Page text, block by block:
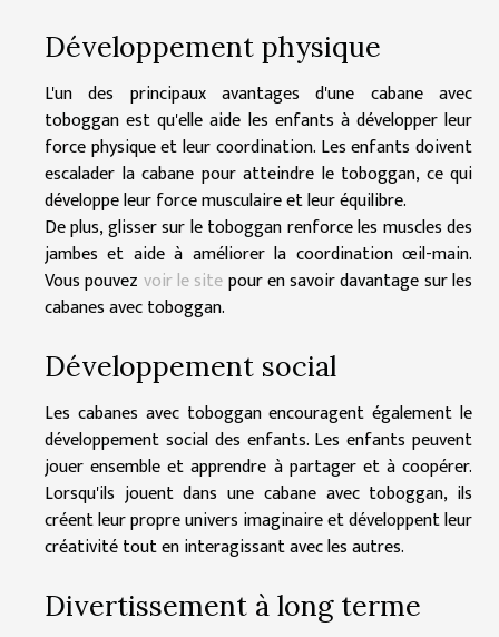
Développement physique
L'un des principaux avantages d'une cabane avec
toboggan est qu'elle aide les enfants à développer leur
force physique et leur coordination. Les enfants doivent
escalader la cabane pour atteindre le toboggan, ce qui
développe leur force musculaire et leur équilibre.
De plus, glisser sur le toboggan renforce les muscles des
jambes et aide à améliorer la coordination œil-main.
Vous pouvez voir le sitepour en savoir davantage sur les
cabanes avec toboggan.
Développement social
Les cabanes avec toboggan encouragent également le
développement social des enfants. Les enfants peuvent
jouer ensemble et apprendre à partager et à coopérer.
Lorsqu'ils jouent dans une cabane avec toboggan, ils
créent leur propre univers imaginaire et développent leur
créativité tout en interagissant avec les autres.
Divertissement à long terme